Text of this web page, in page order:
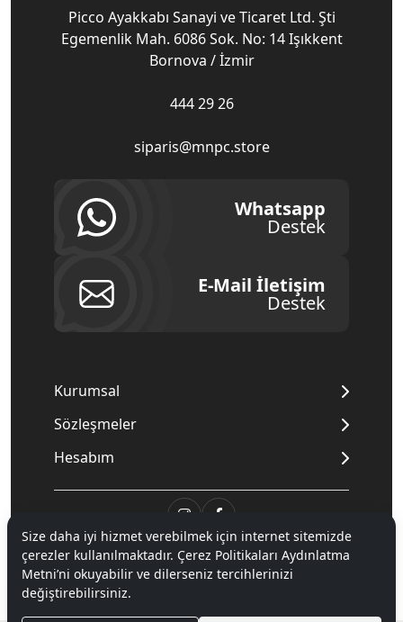
Picco Ayakkabı Sanayi ve Ticaret Ltd. Şti
Egemenlik Mah. 6086 Sok. No: 14 Işıkkent
Bornova / İzmir
444 29 26
siparis@mnpc.store
Whatsapp
Destek
E-Mail İletişim
Destek
Kurumsal
Sözleşmeler
Hesabım
© 2020Mnpc. Tüm hakları saklıdır.
Size daha iyi hizmet verebilmek için internet sitemizde
çerezler kullanılmaktadır. Çerez Politikaları Aydınlatma
Metni’ni okuyabilir ve dilerseniz tercihlerinizi
değiştirebilirsiniz.